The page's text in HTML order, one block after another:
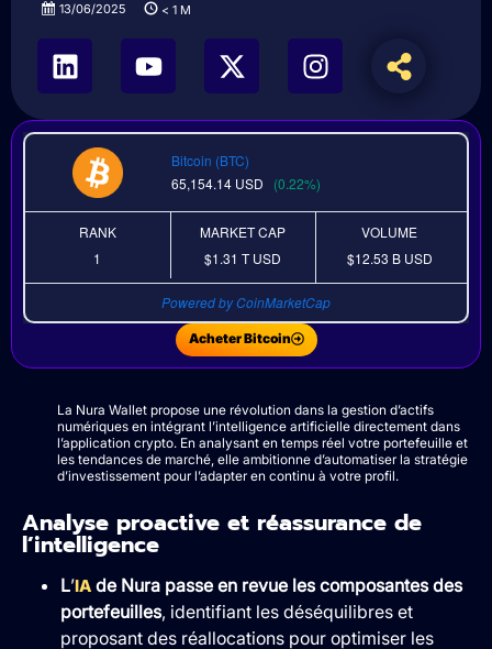
13/06/2025 < 1 M
Bitcoin (BTC)
65,154.14 USD (0.22%)
RANK
1
MARKET CAP
$1.31 TUSD
VOLUME
$12.53 B USD
Powered by CoinMarketCap
Acheter Bitcoin
La Nura Wallet propose une révolution dans la gestion d’actifs
numériques en intégrant l’intelligence artificielle directement dans
l’application crypto. En analysant en temps réel votre portefeuille et
les tendances de marché, elle ambitionne d’automatiser la stratégie
d’investissement pour l’adapter en continu à votre profil.
Analyse proactive et réassurance de
l’intelligence
L’IA de Nura passe en revue les composantes des
portefeuilles, identifiant les déséquilibres et
proposant des réallocations pour optimiser les